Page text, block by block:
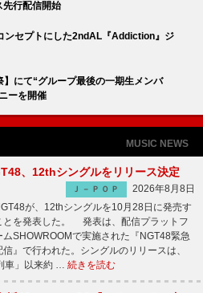
先行配信開始
ンセプトにした2ndAL『Addiction』ジ
にて“グループ最後の一期生メンバ
ーを開催
MUSIC NEWS
、12thシングルをリリース決定
Ｊ－ＰＯＰ
2026年8月8日
が、12thシングルを10月28日に発売す
とを発表した。 発表は、配信プラットフ
ムSHOWROOMで実施された『NGT48緊急
信』で行われた。シングルのリリースは、
車」以来約 … 続きを読む